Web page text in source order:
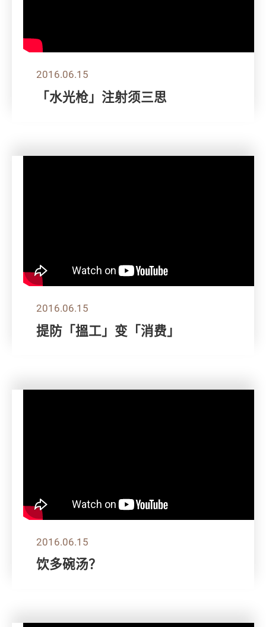
2016.06.15
「水光枪」注射须三思
2016.06.15
提防「搵工」变「消费」
2016.06.15
饮多碗汤？